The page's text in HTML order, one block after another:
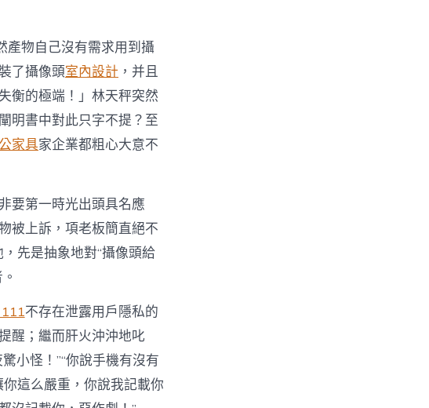
產物自己沒有需求用到攝
了攝像頭室內設計 ，并且
衡的極端！」林天秤突然
明書中對此只字不提？至
家具家企業都粗心大意不
要第一時光出頭具名應
被上訴，項老板簡直絕不
先是抽象地對“攝像頭給
不存在泄露用戶隱私的
醒；繼而肝火沖沖地叱
小怪！”“你說手機有沒有
這么嚴重，你說我記載你